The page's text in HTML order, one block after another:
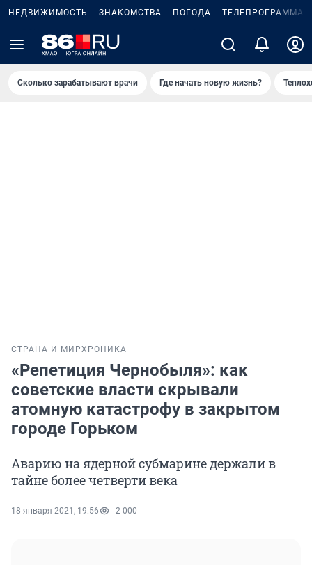
НЕДВИЖИМОСТЬ ЗНАКОМСТВА ПОГОДА ТЕЛЕПРОГРАММА
Сколько зарабатывают врачи Где начать новую жизнь?
СТРАНА И МИРХРОНИКА
«Репетиция Чернобыля»: как
советские власти скрывали
атомную катастрофу в закрытом
городе Горьком
Аварию на ядерной субмарине держали в
тайне более четверти века
18 января 2021, 19:56 2 000